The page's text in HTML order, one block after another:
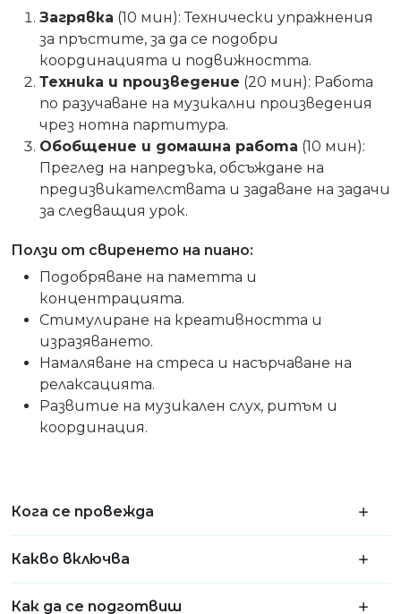
Загрявка (10 мин): Технически упражнения
за пръстите, за да се подобри
координацията и подвижността.
Техника и произведение (20 мин): Работа
по разучаване на музикални произведения
чрез нотна партитура.
Обобщение и домашна работа (10 мин):
Преглед на напредъка, обсъждане на
предизвикателствата и задаване на задачи
за следващия урок.
Ползи от свиренето на пиано:
Подобряване на паметта и
концентрацията.
Стимулиране на креативността и
изразяването.
Намаляване на стреса и насърчаване на
релаксацията.
Развитие на музикален слух, ритъм и
координация.
Кога се провежда
Какво включва
Как да се подготвиш